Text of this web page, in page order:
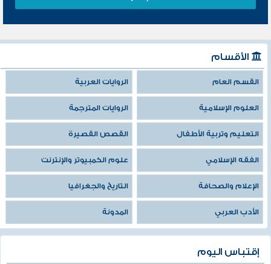
الأقسام
القسم العام الروايات العربية
العلوم الإسلامية الروايات المترجمة
التعليم وتربية الأطفال القصص القصيرة
الفقه الإسلامي علوم الكمبيوتر والإنترنت
الإعلام والصحافة التاريخ والجغرافيا
الأدب العربي المدونة
إقتباس اليوم